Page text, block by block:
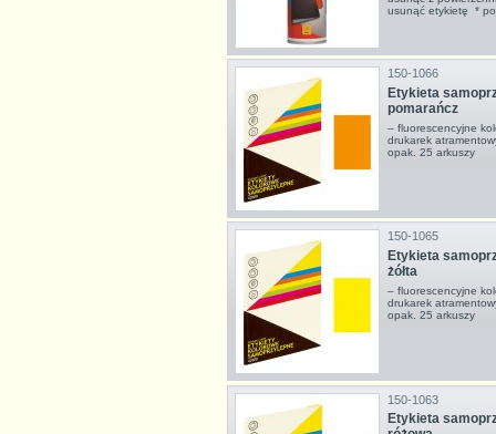
usunąć etykietę *
150-1066
Etykieta
pomarańcz
– fluorescencyjne
drukarek
opak. 25 arkuszy
150-1065
Etykieta
żółta
– fluorescencyjne
drukarek
opak. 25 arkuszy
150-1063
Etykieta